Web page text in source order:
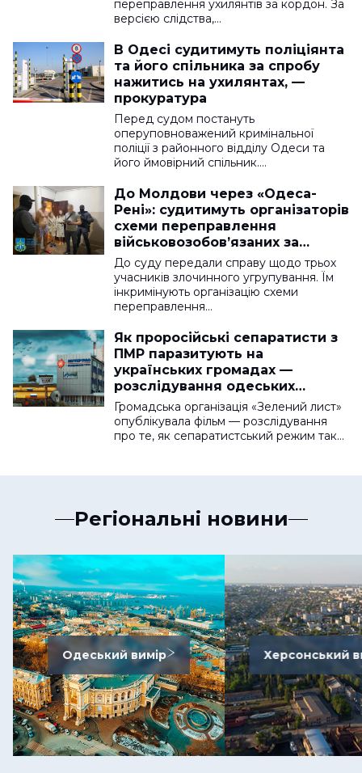
переправлення ухилянтів за кордон. За
версією слідства,…
В Одесі судитимуть поліціянта
та його спільника за спробу
нажитись на ухилянтах, —
прокуратура
Перед судом постануть
оперуповноважений кримінальної
поліції з районного відділу Одеси та
його ймовірний спільник.…
До Молдови через «Одеса-
Рені»: судитимуть організаторів
схеми переправлення
військовозобов’язаних за
кордон
До суду передали справу щодо трьох
учасників злочинного угрупування. Їм
інкримінують організацію схеми
переправлення…
Як проросійські сепаратисти з
ПМР паразитують на
українських громадах —
розслідування одеських
екоактивістів
Громадська організація «Зелений лист»
опублікувала фільм — розслідування
про те, як сепаратистський режим так…
Регіональні новини
Одеський вимір Херсонський